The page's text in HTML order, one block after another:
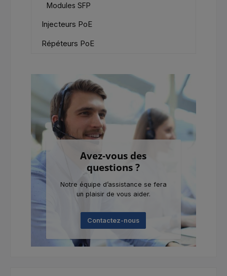
Modules SFP
Injecteurs PoE
Répéteurs PoE
Avez-vous des
questions ?
Notre équipe d’assistance se fera
un plaisir de vous aider.
Contactez-nous